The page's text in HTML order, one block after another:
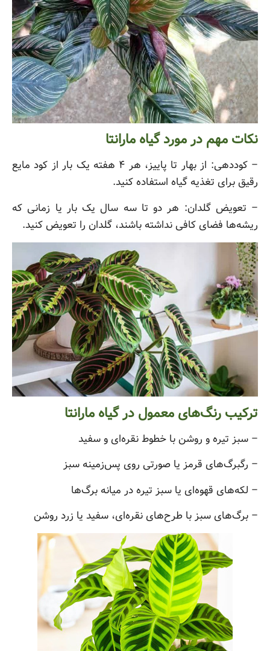
نکات مهم در مورد گیاه مارانتا
– کوددهی: از بهار تا پاییز، هر ۴ هفته یک بار از کود مایع
رقیق برای تغذیه گیاه استفاده کنید.
– تعویض گلدان: هر دو تا سه سال یک بار یا زمانی که
ریشه‌ها فضای کافی نداشته باشند، گلدان را تعویض کنید.
ترکیب رنگ‌های معمول در گیاه مارانتا
– سبز تیره و روشن با خطوط نقره‌ای و سفید
– رگبرگ‌های قرمز یا صورتی روی پس‌زمینه سبز
– لکه‌های قهوه‌ای یا سبز تیره در میانه برگ‌ها
– برگ‌های سبز با طرح‌های نقره‌ای، سفید یا زرد روشن